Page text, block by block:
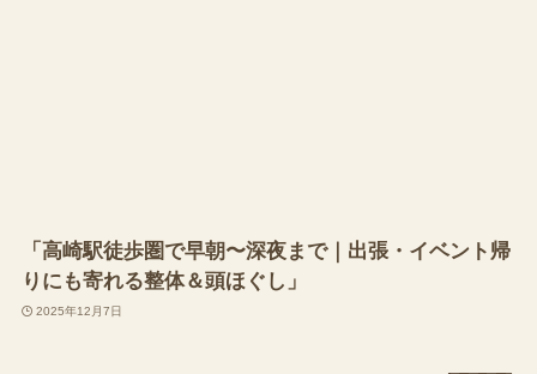
「高崎駅徒歩圏で早朝〜深夜まで｜出張・イベント帰
りにも寄れる整体＆頭ほぐし」
2025年12月7日